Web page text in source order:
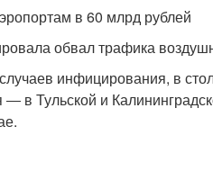
в 60 млрд рублей
обвал трафика
инфицирования, в
в Тульской и